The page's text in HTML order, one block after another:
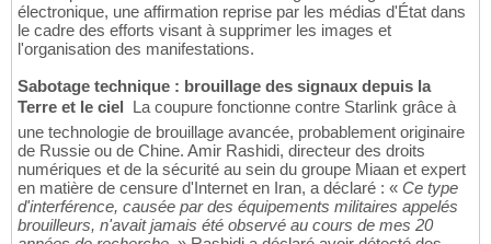
électronique, une affirmation reprise par les médias d'État dans
le cadre des efforts visant à supprimer les images et
l'organisation des manifestations.
Sabotage technique : brouillage des signaux depuis la
Terre et le ciel  La coupure fonctionne contre Starlink grâce à
une technologie de brouillage avancée, probablement originaire
de Russie ou de Chine. Amir Rashidi, directeur des droits
numériques et de la sécurité au sein du groupe Miaan et expert
en matière de censure d'Internet en Iran, a déclaré : « Ce type
d'interférence, causée par des équipements militaires appelés
brouilleurs, n'avait jamais été observé au cours de mes 20